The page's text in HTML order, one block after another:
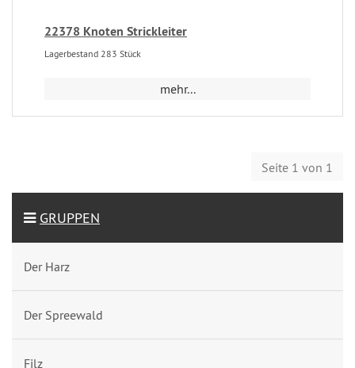
22378 Knoten Strickleiter
Lagerbestand 283 Stück
mehr...
Seite 1 von 1
GRUPPEN
Der Harz
Der Spreewald
Filz